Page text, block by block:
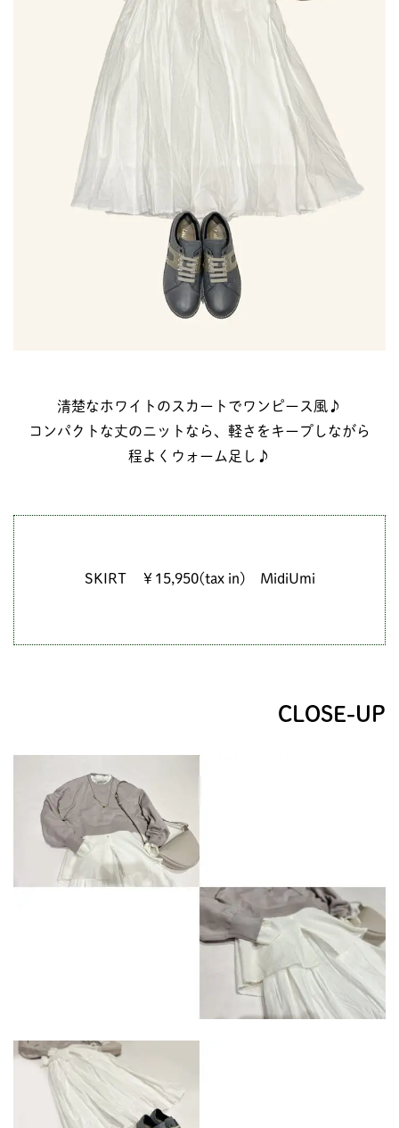
清楚なホワイトのスカートでワンピース風♪
コンパクトな丈のニットなら、軽さをキープしながら
程よくウォーム足し♪
SKIRT ￥15,950(tax in) MidiUmi
CLOSE-UP